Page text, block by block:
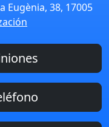
Eugènia, 38, 17005